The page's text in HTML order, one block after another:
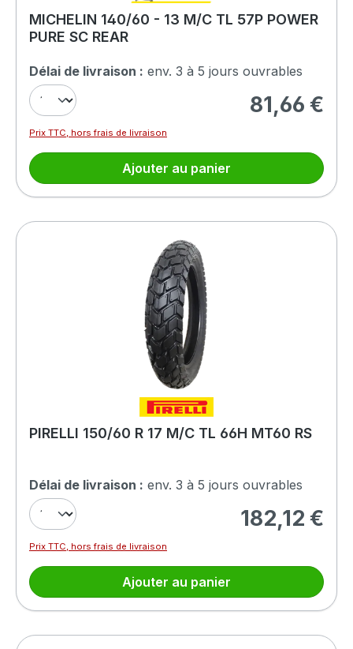
MICHELIN 140/60 - 13 M/C TL 57P POWER
PURE SC REAR
Délai de livraison : env. 3 à 5 jours ouvrables
Prix régulier :
81,66 €
Prix TTC, hors frais de livraison
Ajouter au panier
PIRELLI 150/60 R 17 M/C TL 66H MT60 RS
Délai de livraison : env. 3 à 5 jours ouvrables
Prix régulier :
182,12 €
Prix TTC, hors frais de livraison
Ajouter au panier